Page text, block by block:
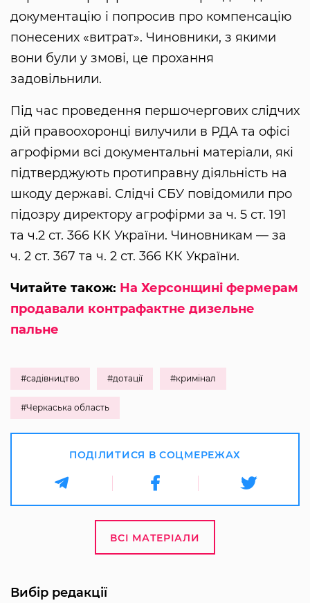
документацію і попросив про компенсацію
понесених «витрат». Чиновники, з якими
вони були у змові, це прохання
задовільнили.
Під час проведення першочергових слідчих
дій правоохоронці вилучили в РДА та офісі
агрофірми всі документальні матеріали, які
підтверджують протиправну діяльність на
шкоду державі. Слідчі СБУ повідомили про
підозру директору агрофірми за ч. 5 ст. 191
та ч.2 ст. 366 КК України. Чиновникам — за
ч. 2 ст. 367 та ч. 2 ст. 366 КК України.
Читайте також: На Херсонщині фермерам
продавали контрафактне дизельне
пальне
#садівництво #дотації #кримінал
#Черкаська область
ПОДІЛИТИСЯ В СОЦМЕРЕЖАХ
ВСІ МАТЕРІАЛИ
Вибір редакції